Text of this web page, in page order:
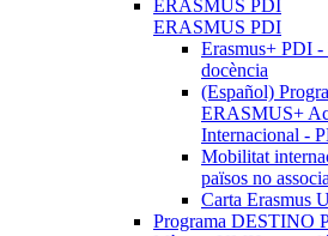
ERASMUS PDI
ERASMUS PDI
Erasmus+ PDI -
docència
(Español)
ERASMUS+
Internacional -
Mobilitat
països no
Carta Erasmus
Programa DESTINO